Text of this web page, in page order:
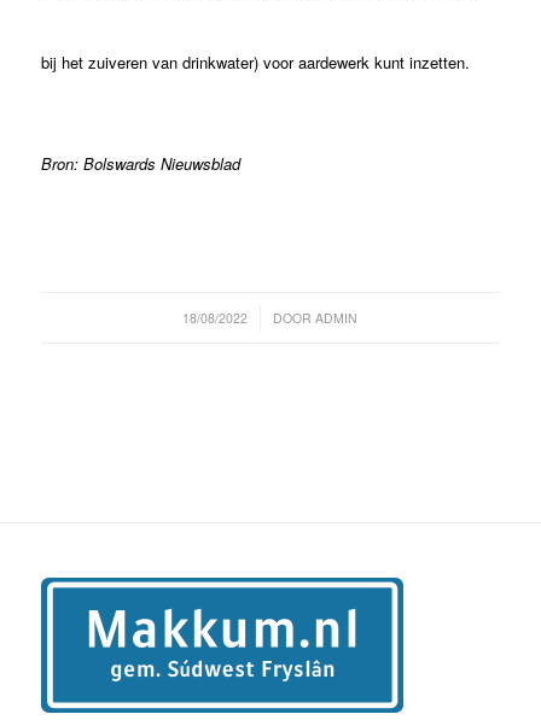
bij het zuiveren van drinkwater) voor aardewerk kunt inzetten.
Bron: Bolswards Nieuwsblad
18/08/2022
/ DOORADMIN